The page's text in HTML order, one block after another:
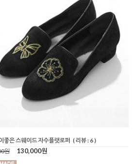
좋은 스웨이드 자수플랫로퍼 ( 리뷰 : 6 )
원
130,000원